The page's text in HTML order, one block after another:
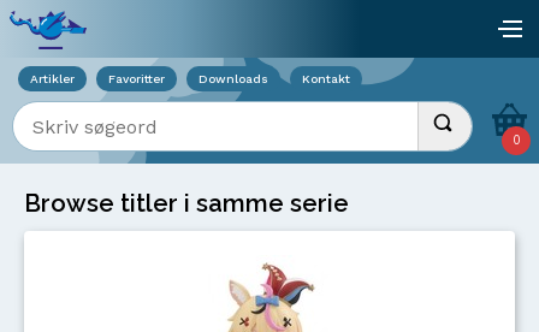
Artikler Favoritter Downloads Kontakt
Indtast søgeord Udfør søgning
0
Browse titler i samme serie
Viser overlay for indkøbskurv